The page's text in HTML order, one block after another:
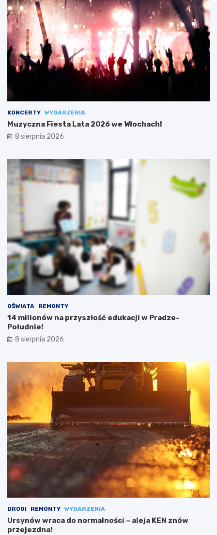
KONCERTY WYDARZENIA
Muzyczna Fiesta Lata 2026 we Włochach!
8 sierpnia 2026
OŚWIATA REMONTY
14 milionów na przyszłość edukacji w Pradze-
Południe!
8 sierpnia 2026
DROGI REMONTY WYDARZENIA
Ursynów wraca do normalności – aleja KEN znów
przejezdna!